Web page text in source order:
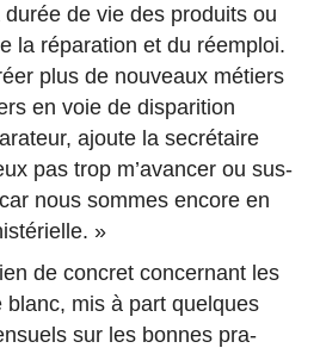
de vie des pro­duits ou
la ré­pa­ra­tion et du ré­em­ploi.
plus de nou­veaux métiers
en voie de dis­pa­ri­tion
ajoute la se­cré­taire
pas trop m’avan­cer ou sus­
nous sommes encore en
»
de concret concer­nant les
blanc, mis à part quelques
sur les bonnes pra­